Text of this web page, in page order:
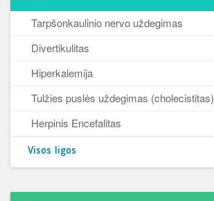
Tarpšonkaulinio nervo uždegimas
Divertikulitas
Hiperkalemija
Tulžies puslės uždegimas (cholecistitas)
Herpinis Encefalitas
Visos ligos